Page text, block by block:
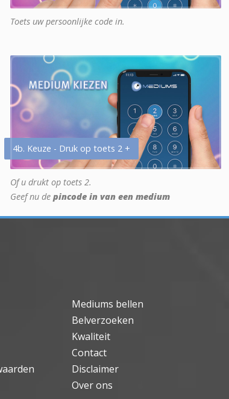
Toets uw persoonlijke code in.
4b. Keuze - Druk op toets 2 +
Of u drukt op toets 2.
Geef nu de pincode in van een medium
Mediums bellen
Belverzoeken
Kwaliteit
Contact
Disclaimer
Over ons